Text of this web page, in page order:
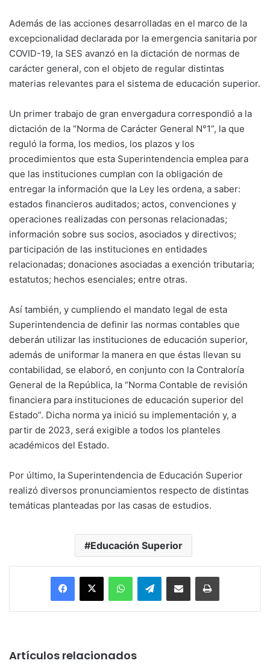
Además de las acciones desarrolladas en el marco de la
excepcionalidad declarada por la emergencia sanitaria por
COVID-19, la SES avanzó en la dictación de normas de
carácter general, con el objeto de regular distintas
materias relevantes para el sistema de educación superior.
Un primer trabajo de gran envergadura correspondió a la
dictación de la “Norma de Carácter General N°1”, la que
reguló la forma, los medios, los plazos y los
procedimientos que esta Superintendencia emplea para
que las instituciones cumplan con la obligación de
entregar la información que la Ley les ordena, a saber:
estados financieros auditados; actos, convenciones y
operaciones realizadas con personas relacionadas;
información sobre sus socios, asociados y directivos;
participación de las instituciones en entidades
relacionadas; donaciones asociadas a exención tributaria;
estatutos; hechos esenciales; entre otras.
Así también, y cumpliendo el mandato legal de esta
Superintendencia de definir las normas contables que
deberán utilizar las instituciones de educación superior,
además de uniformar la manera en que éstas llevan su
contabilidad, se elaboró, en conjunto con la Contraloría
General de la República, la “Norma Contable de revisión
financiera para instituciones de educación superior del
Estado”. Dicha norma ya inició su implementación y, a
partir de 2023, será exigible a todos los planteles
académicos del Estado.
Por último, la Superintendencia de Educación Superior
realizó diversos pronunciamientos respecto de distintas
temáticas planteadas por las casas de estudios.
Educación Superior
Facebook
X WhatsAppTelegramEnviar vía email Imprimir
Artículos relacionados